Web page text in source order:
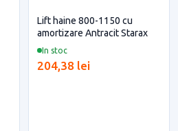
In stoc
Lift haine 800-1150 cu
amortizare Antracit Starax
204,38 lei